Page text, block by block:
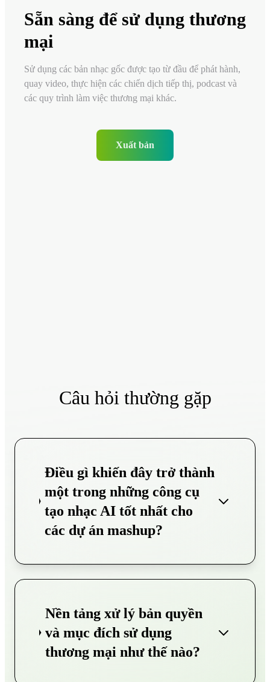
Sẵn sàng để sử dụng thương
mại
Sử dụng các bản nhạc gốc được tạo từ đầu để phát hành,
quay video, thực hiện các chiến dịch tiếp thị, podcast và
các quy trình làm việc thương mại khác.
Xuất bản
Câu hỏi thường gặp
Điều gì khiến đây trở thành
một trong những công cụ
tạo nhạc AI tốt nhất cho
các dự án mashup?
Nền tảng xử lý bản quyền
và mục đích sử dụng
thương mại như thế nào?